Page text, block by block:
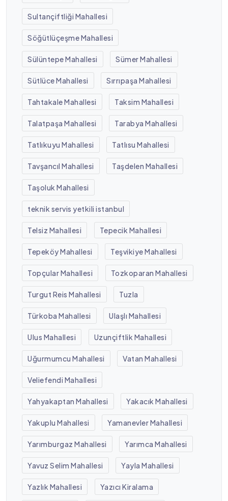
Sultançiftliği Mahallesi
Söğütlüçeşme Mahallesi
Sülüntepe Mahallesi Sümer Mahallesi
Sütlüce Mahallesi Sırrıpaşa Mahallesi
Tahtakale Mahallesi Taksim Mahallesi
Talatpaşa Mahallesi Tarabya Mahallesi
Tatlıkuyu Mahallesi Tatlısu Mahallesi
Tavşancıl Mahallesi Taşdelen Mahallesi
Taşoluk Mahallesi
teknik servis yetkili istanbul
Telsiz Mahallesi Tepecik Mahallesi
Tepeköy Mahallesi Teşvikiye Mahallesi
Topçular Mahallesi Tozkoparan Mahallesi
Turgut Reis Mahallesi Tuzla
Türkoba Mahallesi Ulaşlı Mahallesi
Ulus Mahallesi Uzunçiftlik Mahallesi
Uğurmumcu Mahallesi Vatan Mahallesi
Veliefendi Mahallesi
Yahyakaptan Mahallesi Yakacık Mahallesi
Yakuplu Mahallesi Yamanevler Mahallesi
Yarımburgaz Mahallesi Yarımca Mahallesi
Yavuz Selim Mahallesi Yayla Mahallesi
Yazlık Mahallesi Yazıcı Kiralama